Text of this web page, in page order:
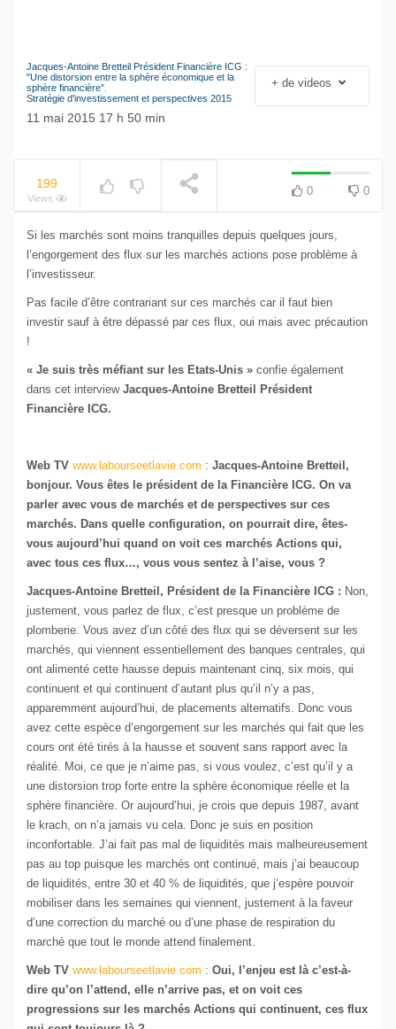
NOW PLAYING
Le séisme industriel
Jacques-Antoine Bretteil Président Financière ICG :
"Une distorsion entre la sphère économique et la
sphère financière".
Stratégie d'investissement et perspectives 2015
11 mai 2015 17 h 50 min
+ de videos
199
Views
0 0
Si les marchés sont moins tranquilles depuis quelques jours,
l’engorgement des flux sur les marchés actions pose problème à
l’investisseur.
Pas facile d’être contrariant sur ces marchés car il faut bien
investir sauf à être dépassé par ces flux, oui mais avec précaution
!
« Je suis très méfiant sur les Etats-Unis » confie également
dans cet interview Jacques-Antoine Bretteil Président
Financière ICG.
Web TV www.labourseetlavie.com : Jacques-Antoine Bretteil,
bonjour. Vous êtes le président de la Financière ICG. On va
parler avec vous de marchés et de perspectives sur ces
marchés. Dans quelle configuration, on pourrait dire, êtes-
vous aujourd’hui quand on voit ces marchés Actions qui,
avec tous ces flux…, vous vous sentez à l’aise, vous ?
Jacques-Antoine Bretteil, Président de la Financière ICG : Non,
justement, vous parlez de flux, c’est presque un problème de
plomberie. Vous avez d’un côté des flux qui se déversent sur les
marchés, qui viennent essentiellement des banques centrales, qui
ont alimenté cette hausse depuis maintenant cinq, six mois, qui
continuent et qui continuent d’autant plus qu’il n’y a pas,
apparemment aujourd’hui, de placements alternatifs. Donc vous
avez cette espèce d’engorgement sur les marchés qui fait que les
cours ont été tirés à la hausse et souvent sans rapport avec la
réalité. Moi, ce que je n’aime pas, si vous voulez, c’est qu’il y a
une distorsion trop forte entre la sphère économique réelle et la
sphère financière. Or aujourd’hui, je crois que depuis 1987, avant
le krach, on n’a jamais vu cela. Donc je suis en position
inconfortable. J’ai fait pas mal de liquidités mais malheureusement
pas au top puisque les marchés ont continué, mais j’ai beaucoup
de liquidités, entre 30 et 40 % de liquidités, que j’espère pouvoir
mobiliser dans les semaines qui viennent, justement à la faveur
d’une correction du marché ou d’une phase de respiration du
marché que tout le monde attend finalement.
Web TV www.labourseetlavie.com : Oui, l’enjeu est là c’est-à-
dire qu’on l’attend, elle n’arrive pas, et on voit ces
progressions sur les marchés Actions qui continuent, ces flux